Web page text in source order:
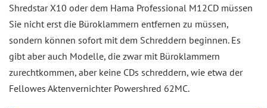
Shredstar X10 oder dem Hama Professional M12CD müssen
Sie nicht erst die Büroklammern entfernen zu müssen,
sondern können sofort mit dem Schreddern beginnen. Es
gibt aber auch Modelle, die zwar mit Büroklammern
zurechtkommen, aber keine CDs schreddern, wie etwa der
Fellowes Aktenvernichter Powershred 62MC.